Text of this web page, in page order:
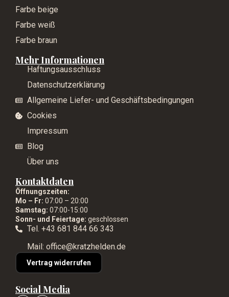
Farbe beige
Farbe weiß
Farbe braun
Mehr Informationen
Haftungsausschluss
Datenschutzerklärung
Allgemeine Liefer- und Geschäftsbedingungen
Cookies
Impressum
Blog
Über uns
Kontaktdaten
Öffnungszeiten:
Mo – Fr: 07:00 – 20:00
Samstag: 07:00-15:00
Sonn- und Feiertage: geschlossen
Tel. +43 681 844 66 343
Mail: office@kratzhelden.de
Vertrag widerrufen
Social Media